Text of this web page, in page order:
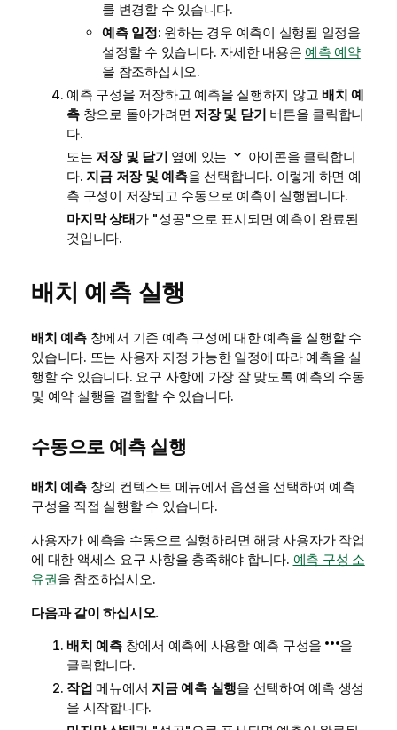
를 변경할 수 있습니다.
예측 일정: 원하는 경우 예측이 실행될 일정을
설정할 수 있습니다. 자세한 내용은 예측 예약
을 참조하십시오.
예측 구성을 저장하고 예측을 실행하지 않고 배치 예
측창으로 돌아가려면 저장 및 닫기 버튼을 클릭합니
다.
또는 저장 및 닫기 옆에 있는
아이콘을 클릭합니
다.지금 저장 및 예측을 선택합니다. 이렇게 하면 예
측 구성이 저장되고 수동으로 예측이 실행됩니다.
마지막 상태가 "성공"으로 표시되면 예측이 완료된
것입니다.
배치 예측 실행
배치 예측창에서 기존 예측 구성에 대한 예측을 실행할 수
있습니다. 또는 사용자 지정 가능한 일정에 따라 예측을 실
행할 수 있습니다. 요구 사항에 가장 잘 맞도록 예측의 수동
및 예약 실행을 결합할 수 있습니다.
수동으로 예측 실행
배치 예측창의 컨텍스트 메뉴에서 옵션을 선택하여 예측
구성을 직접 실행할 수 있습니다.
사용자가 예측을 수동으로 실행하려면 해당 사용자가 작업
에 대한 액세스 요구 사항을 충족해야 합니다. 예측 구성 소
유권을 참조하십시오.
다음과 같이 하십시오.
배치 예측창에서 예측에 사용할 예측 구성을
을
클릭합니다.
작업 메뉴에서 지금 예측 실행을 선택하여 예측 생성
을 시작합니다.